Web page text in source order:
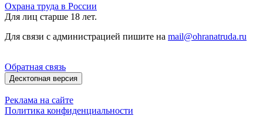
Охрана труда в России
Для лиц старше 18 лет.
Для связи с администрацией пишите на mail@ohranatruda.ru
Обратная связь
Десктопная версия
Реклама на сайте
Политика конфиденциальности